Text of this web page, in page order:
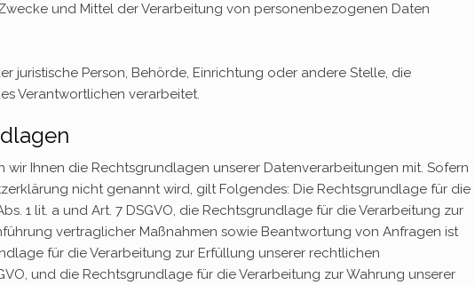
und Mittel der Verarbeitung von personenbezogenen Daten
juristische Person, Behörde, Einrichtung oder andere Stelle, die
Verantwortlichen verarbeitet.
wir Ihnen die Rechtsgrundlagen unserer Datenverarbeitungen mit. Sofern
nicht genannt wird, gilt Folgendes: Die Rechtsgrundlage für die
1 lit. a und Art. 7 DSGVO, die Rechtsgrundlage für die Verarbeitung zur
vertraglicher Maßnahmen sowie Beantwortung von Anfragen ist
für die Verarbeitung zur Erfüllung unserer rechtlichen
und die Rechtsgrundlage für die Verarbeitung zur Wahrung unserer